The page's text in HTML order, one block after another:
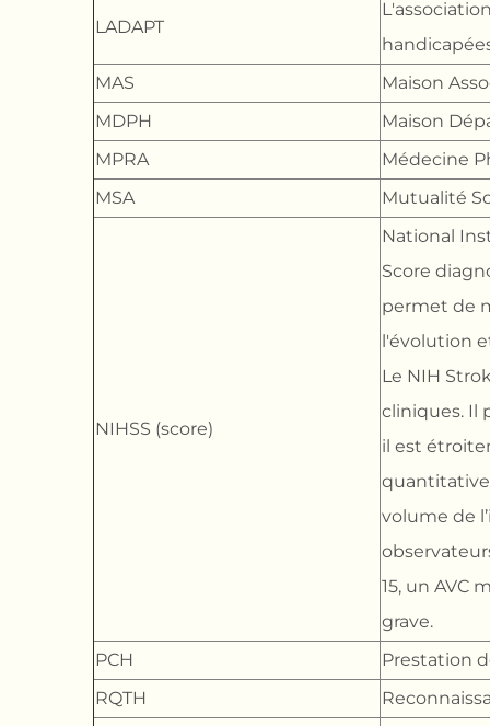
LADAPT
MAS
Maison
MDPH
Maison
MPRA
Médecine
MSA
Mutualité
NIHSS (score)
National
Score
permet de
l'évolution
Le NIH
cliniques. Il
il est
volume de
15, un AVC
grave.
PCH
Prestation
RQTH